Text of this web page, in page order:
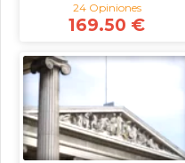
24 Opiniones
169.50 €